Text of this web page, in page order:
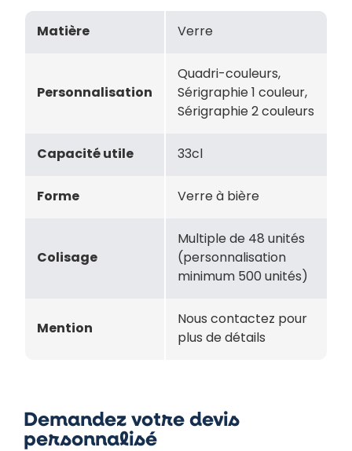
Matière Verre
Personnalisation
Quadri-couleurs,
Sérigraphie 1 couleur,
Sérigraphie 2 couleurs
Capacité utile 33cl
Forme Verre à bière
Colisage
Multiple de 48 unités
(personnalisation
minimum 500 unités)
Mention
Nous contactez pour
plus de détails
Demandez votre devis
personnalisé